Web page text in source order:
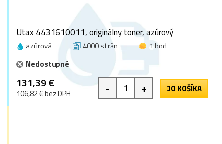
Utax 4431610011, originálny toner, azúrový
azúrová 4000 strán
1 bod
Nedostupné
131,39 €
106,82 € bez DPH - + DO KOŠÍKA